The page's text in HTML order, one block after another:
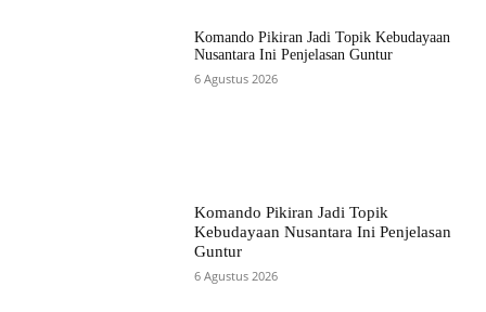
Komando Pikiran Jadi Topik Kebudayaan
Nusantara Ini Penjelasan Guntur
6 Agustus 2026
Komando Pikiran Jadi Topik
Kebudayaan Nusantara Ini Penjelasan
Guntur
6 Agustus 2026